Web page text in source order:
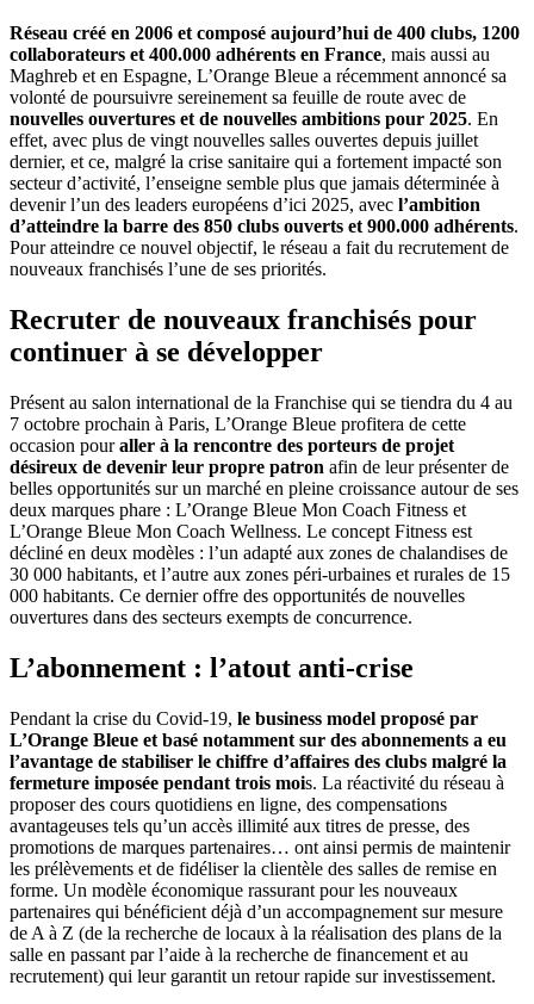
Réseau créé en 2006 et composé aujourd’hui de 400 clubs, 1200
collaborateurs et 400.000 adhérents en France, mais aussi au
Maghreb et en Espagne, L’Orange Bleue a récemment annoncé sa
volonté de poursuivre sereinement sa feuille de route avec de
nouvelles ouvertures et de nouvelles ambitions pour 2025. En
effet, avec plus de vingt nouvelles salles ouvertes depuis juillet
dernier, et ce, malgré la crise sanitaire qui a fortement impacté son
secteur d’activité, l’enseigne semble plus que jamais déterminée à
devenir l’un des leaders européens d’ici 2025, avec l’ambition
d’atteindre la barre des 850 clubs ouverts et 900.000 adhérents.
Pour atteindre ce nouvel objectif, le réseau a fait du recrutement de
nouveaux franchisés l’une de ses priorités.
Recruter de nouveaux franchisés pour
continuer à se développer
Présent au salon international de la Franchise qui se tiendra du 4 au
7 octobre prochain à Paris, L’Orange Bleue profitera de cette
occasion pouraller à la rencontre des porteurs de projet
désireux de devenir leur propre patron afin de leur présenter de
belles opportunités sur un marché en pleine croissance autour de ses
deux marques phare : L’Orange Bleue Mon Coach Fitness et
L’Orange Bleue Mon Coach Wellness. Le concept Fitness est
décliné en deux modèles : l’un adapté aux zones de chalandises de
30 000 habitants, et l’autre aux zones péri-urbaines et rurales de 15
000 habitants. Ce dernier offre des opportunités de nouvelles
ouvertures dans des secteurs exempts de concurrence.
L’abonnement : l’atout anti-crise
Pendant la crise du Covid-19, le business model proposé par
L’Orange Bleue et basé notamment sur des abonnements a eu
l’avantage de stabiliser le chiffre d’affaires des clubs malgré la
fermeture imposée pendant trois mois. La réactivité du réseau à
proposer des cours quotidiens en ligne, des compensations
avantageuses tels qu’un accès illimité aux titres de presse, des
promotions de marques partenaires… ont ainsi permis de maintenir
les prélèvements et de fidéliser la clientèle des salles de remise en
forme. Un modèle économique rassurant pour les nouveaux
partenaires qui bénéficient déjà d’un accompagnement sur mesure
de A à Z (de la recherche de locaux à la réalisation des plans de la
salle en passant par l’aide à la recherche de financement et au
recrutement) qui leur garantit un retour rapide sur investissement.